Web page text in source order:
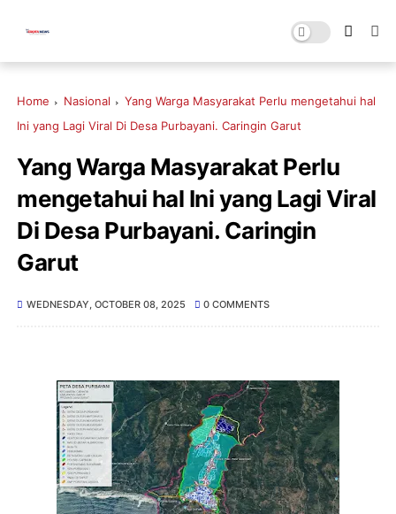
Home Nasional
Yang Warga Masyarakat Perlu mengetahui hal
Ini yang Lagi Viral Di Desa Purbayani. Caringin Garut
Yang Warga Masyarakat Perlu
mengetahui hal Ini yang Lagi Viral
Di Desa Purbayani. Caringin
Garut
WEDNESDAY, OCTOBER 08, 2025 0 COMMENTS